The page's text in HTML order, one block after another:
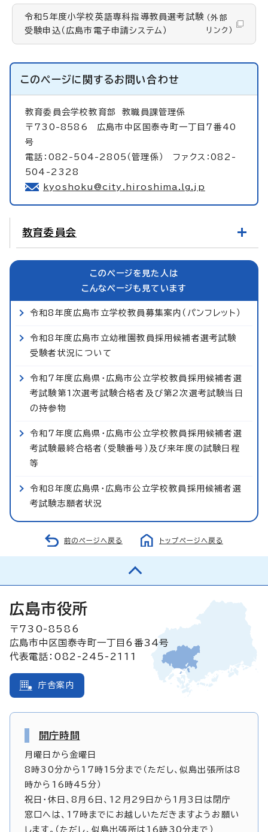
令和5年度小学校英語専科指導教員選考試験
受験申込（広島市電子申請システム）
（外部
リンク）
このページに関するお問い合わせ
教育委員会学校教育部教職員課管理係
〒730-8586 広島市中区国泰寺町一丁目7番40
号
電話：082-504-2805（管理係） ファクス：082-
504-2328
kyoshoku@city.hiroshima.lg.jp
教育委員会
このページを見た人は
こんなページも見ています
令和8年度広島市立学校教員募集案内（パンフレット）
令和8年度広島市立幼稚園教員採用候補者選考試験
受験者状況について
令和7年度広島県・広島市公立学校教員採用候補者選
考試験第1次選考試験合格者及び第2次選考試験当日
の持参物
令和7年度広島県・広島市公立学校教員採用候補者選
考試験最終合格者（受験番号）及び来年度の試験日程
等
令和8年度広島県・広島市公立学校教員採用候補者選
考試験志願者状況
前のページへ戻る トップページへ戻る
広島市役所
〒730-8586
広島市中区国泰寺町一丁目6番34号
代表電話：082-245-2111
庁舎案内
開庁時間
月曜日から金曜日
8時30分から17時15分まで（ただし、似島出張所は8
時から16時45分）
祝日・休日、8月6日、12月29日から1月3日は閉庁
窓口へは、17時までにお越しいただきますようお願い
します。（ただし、似島出張所は16時30分まで）